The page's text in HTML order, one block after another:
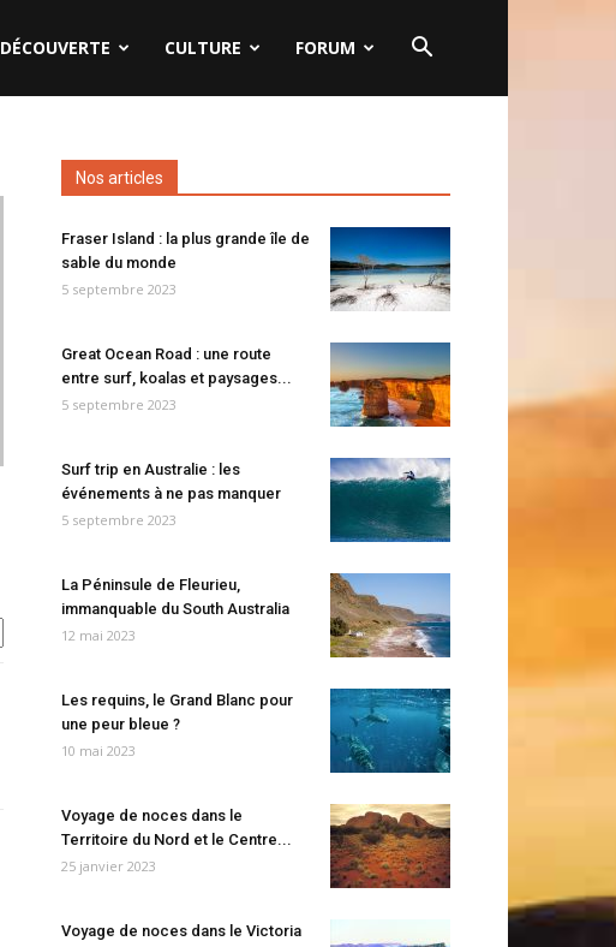
DÉCOUVERTE CULTURE FORUM
Nos articles
Fraser Island : la plus grande île de
sable du monde
5 septembre 2023
Great Ocean Road : une route
entre surf, koalas et paysages...
5 septembre 2023
Surf trip en Australie : les
événements à ne pas manquer
5 septembre 2023
La Péninsule de Fleurieu,
immanquable du South Australia
12 mai 2023
Les requins, le Grand Blanc pour
une peur bleue ?
10 mai 2023
Voyage de noces dans le
Territoire du Nord et le Centre...
25 janvier 2023
Voyage de noces dans le Victoria